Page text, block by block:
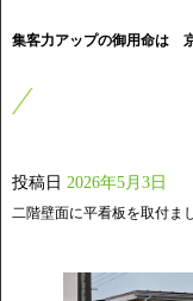
集客力アップの御用命は
投稿日 2026年5月3日
二階壁面に平看板を取付ま